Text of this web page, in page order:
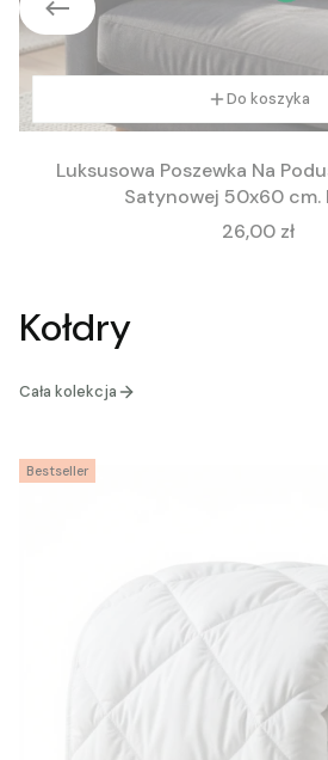
Do koszyka
Luksusowa Poszewka Na
Satynowej 50x60 cm.
Cena
26,00 zł
Kołdry
Cała kolekcja
Bestseller